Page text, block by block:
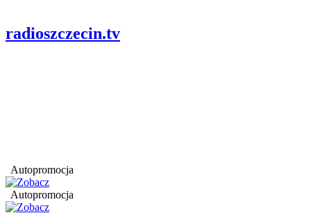
radioszczecin.tv
Autopromocja
Autopromocja